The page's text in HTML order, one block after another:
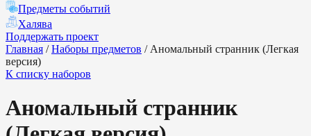
Предметы событий
Халява
Поддержать проект
Главная / Наборы предметов / Аномальный странник (Легкая
версия)
К списку наборов
Аномальный странник